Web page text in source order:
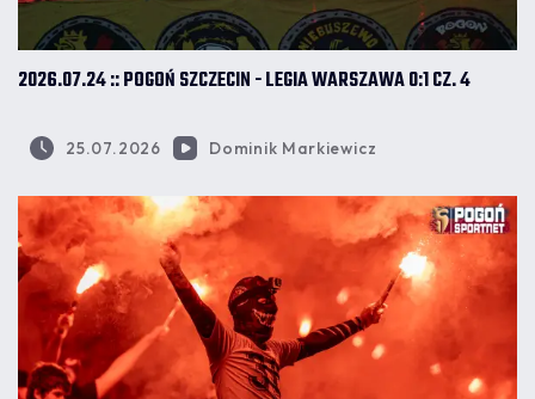
2026.07.24 :: POGOŃ SZCZECIN - LEGIA WARSZAWA 0:1 CZ. 4
25.07.2026 Dominik Markiewicz